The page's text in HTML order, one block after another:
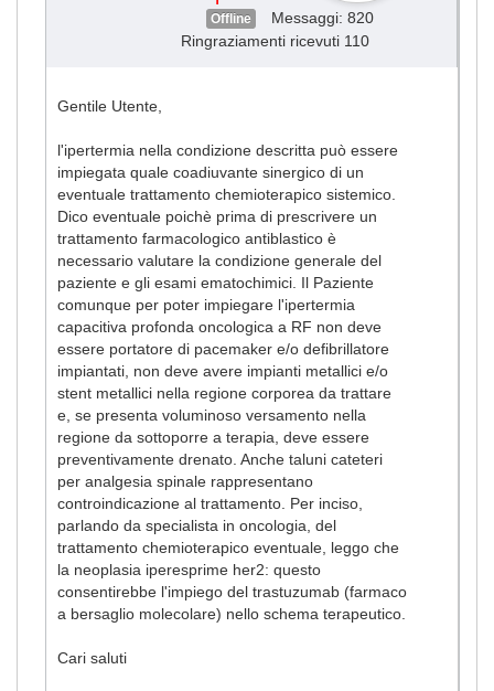
Offline
Messaggi: 820
Ringraziamenti ricevuti 110
Gentile Utente,
l'ipertermia nella condizione descritta può essere
impiegata quale coadiuvante sinergico di un
eventuale trattamento chemioterapico sistemico.
Dico eventuale poichè prima di prescrivere un
trattamento farmacologico antiblastico è
necessario valutare la condizione generale del
paziente e gli esami ematochimici. Il Paziente
comunque per poter impiegare l'ipertermia
capacitiva profonda oncologica a RF non deve
essere portatore di pacemaker e/o defibrillatore
impiantati, non deve avere impianti metallici e/o
stent metallici nella regione corporea da trattare
e, se presenta voluminoso versamento nella
regione da sottoporre a terapia, deve essere
preventivamente drenato. Anche taluni cateteri
per analgesia spinale rappresentano
controindicazione al trattamento. Per inciso,
parlando da specialista in oncologia, del
trattamento chemioterapico eventuale, leggo che
la neoplasia iperesprime her2: questo
consentirebbe l'impiego del trastuzumab (farmaco
a bersaglio molecolare) nello schema terapeutico.
Cari saluti